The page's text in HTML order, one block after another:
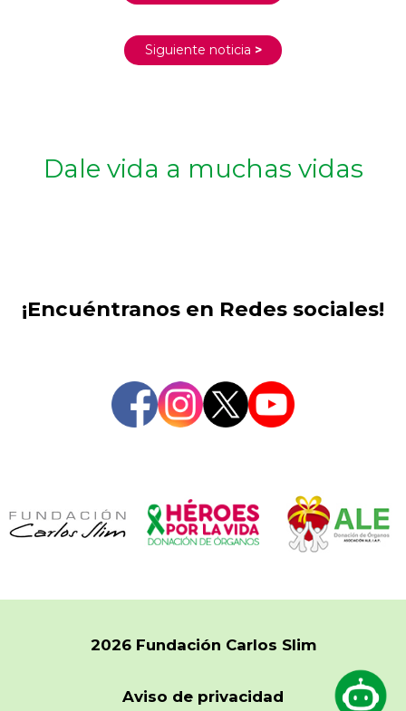
Siguiente noticia >
Dale vida a muchas vidas
¡Encuéntranos en Redes sociales!
2026 Fundación Carlos Slim
Aviso de privacidad